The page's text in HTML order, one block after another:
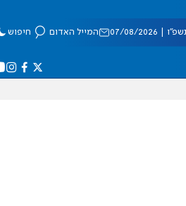
08/2026 המייל האדום חיפוש